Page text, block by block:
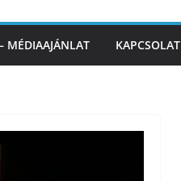
MÉDIAAJÁNLAT KAPCSOLAT